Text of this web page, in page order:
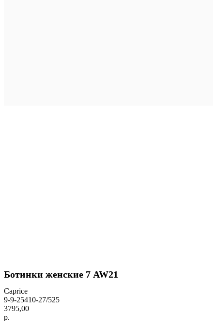
Ботинки женские 7 AW21
Caprice
9-9-25410-27/525
3795,00
р.